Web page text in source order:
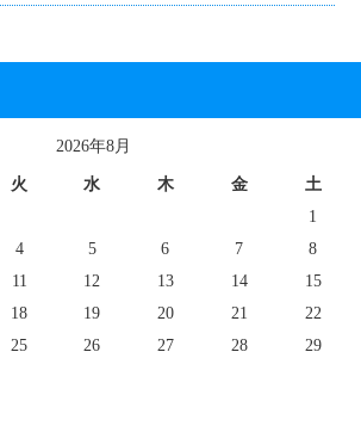
2026年8月
火 水 木 金 土
1
4 5 6 7
8
11 12 13 14
15
18 19 20 21
22
25 26 27 28
29